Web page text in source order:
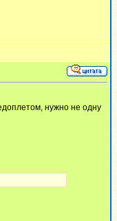
нужно не одну